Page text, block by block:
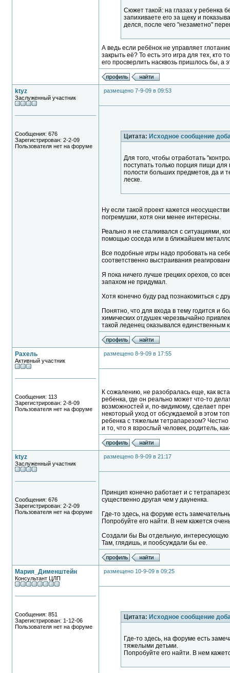
Сюжет такой: на глазах у ребенка
запихиваете его за щеку и
делся, после чего "незаметно"
А ведь если ребёнок не управляет
закрыть её? То есть это игра для тех, кто
его просверлить насквозь пришлось бы, а
ktyz
Заслуженный участник
Сообщения: 676
Зарегистрирован: 2-2-09
Пользователя нет на форуме
размещено 7-9-09 в 09:53
Цитата: Исходное сообщение
Для того, чтобы отработать
поступать только порция пищи
полости больших предметов, да и
леске.
Ну если такой проект кажется
погремушки, хотя они менее интересны.
Реально я не сталкивался с ситуациями,
помощью соседа или в ближайшем
Все подобные игры надо пробовать на
соответственно выстраивания
Я пока ничего лучше грецких орехов, со
запахом не придумал.
Хотя конечно буду рад познакомиться с
Понятно, что для входа в тему годится и
химических отдушек черезвычайно
такой леденец оказывался единственным
Рахель
Активный участник
Сообщения: 113
Зарегистрирован: 2-8-09
Пользователя нет на форуме
размещено 8-9-09 в 17:55
К сожалению, не разобралась еще, как
ребенка, где он реально может что-то
возможностей и, по-видимому, сделает
некоторый уход от обсуждаемой в этом
ребенка с тяжелым тетрапарезом?
и то, что я взрослый человек, родитель,
ktyz
Заслуженный участник
Сообщения: 676
Зарегистрирован: 2-2-09
Пользователя нет на форуме
размещено 8-9-09 в 21:17
Принцип конечно работает и с
существенно другая чем у дауненка.
Где-то здесь, на форуме есть
Попробуйте его найти. В нем кажется
Создали бы Вы отдельную, интересующую
Там, глядишь, и пообсуждали бы ее.
Мария_Дименштейн
Консультант ЦЛП
Сообщения: 851
Зарегистрирован: 1-12-06
Пользователя нет на форуме
размещено 10-9-09 в 09:25
Цитата: Исходное сообщение
Где-то здесь, на форуме есть
тяжелыми детьми.
Попробуйте его найти. В нем